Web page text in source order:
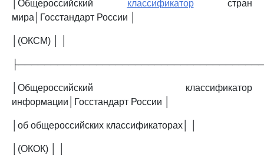
│Общероссийский классификаторстран
мира│Госстандарт России │
│(ОКСМ) │ │
│Общероссийский классификатор
информации│Госстандарт России │
│об общероссийских классификаторах│ │
│(ОКОК) │ │